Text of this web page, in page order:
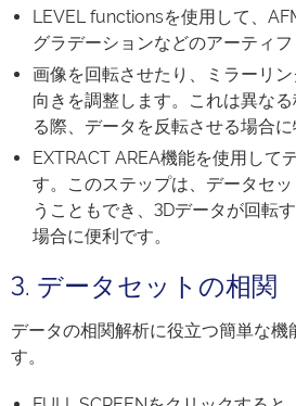
LEVEL functionsを使用して、
グラデーションなどのアーティフ
画像を回転させたり、ミラーリ
向きを調整します。これは異な
る際、データを反転させる場合に
EXTRACT AREA機能を使用して
す。このステップは、データセ
うこともでき、3Dデータが回転
場合に便利です。
3. データセットの相関
データの相関解析に役立つ簡単な機
す。